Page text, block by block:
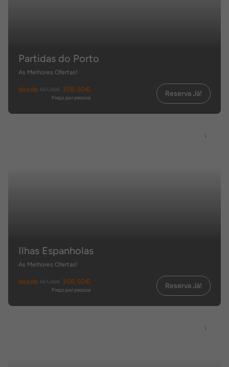
Partidas do Porto
As Melhores Ofertas!
desde 457,05€ 356,50€
Preço por pessoa Reserva Já!
Ilhas Espanholas
As Melhores Ofertas!
desde 457,05€ 356,50€
Preço por pessoa Reserva Já!